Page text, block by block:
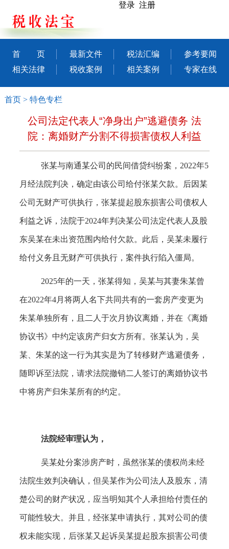
登录 注册
首 页 最新文件 税法汇编
参考要闻
相关法律
税收案例 相关案例 专家在线
首页> 特色专栏
公司法定代表人“净身出户”逃避债务 法
院：离婚财产分割不得损害债权人利益
张某与南通某公司的民间借贷纠纷案，2022年5
月经法院判决，确定由该公司给付张某欠款。后因某
公司无财产可供执行，张某提起股东损害公司债权人
利益之诉，法院于2024年判决某公司法定代表人及股
东吴某在未出资范围内给付欠款。此后，吴某未履行
给付义务且无财产可供执行，案件执行陷入僵局。
2025年的一天，张某得知，吴某与其妻朱某曾
在2022年4月将两人名下共同共有的一套房产变更为
朱某单独所有，且二人于次月协议离婚，并在《离婚
协议书》中约定该房产归女方所有。张某认为，吴
某、朱某的这一行为其实是为了转移财产逃避债务，
随即诉至法院，请求法院撤销二人签订的离婚协议书
中将房产归朱某所有的约定。
法院经审理认为，
吴某处分案涉房产时，虽然张某的债权尚未经
法院生效判决确认，但吴某作为公司法人及股东，清
楚公司的财产状况，应当明知其个人承担给付责任的
可能性较大。并且，经张某申请执行，其对公司的债
权未能实现，后张某又起诉吴某提起股东损害公司债